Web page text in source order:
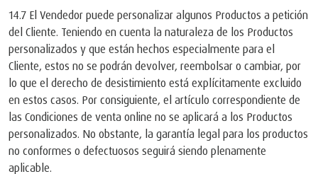
14.7 El Vendedor puede personalizar algunos Productos a petición
del Cliente. Teniendo en cuenta la naturaleza de los Productos
personalizados y que están hechos especialmente para el
Cliente, estos no se podrán devolver, reembolsar o cambiar, por
lo que el derecho de desistimiento está explícitamente excluido
en estos casos. Por consiguiente, el artículo correspondiente de
las Condiciones de venta online no se aplicará a los Productos
personalizados. No obstante, la garantía legal para los productos
no conformes o defectuosos seguirá siendo plenamente
aplicable.